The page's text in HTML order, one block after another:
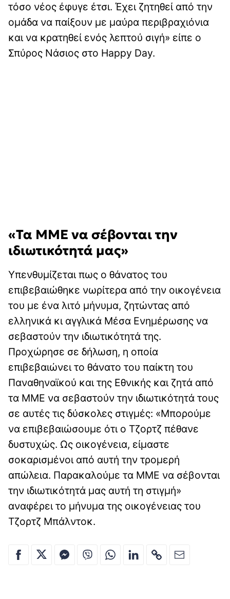
τόσο νέος έφυγε έτσι. Έχει ζητηθεί από την
ομάδα να παίξουν με μαύρα περιβραχιόνια
και να κρατηθεί ενός λεπτού σιγή» είπε ο
Σπύρος Νάσιος στο Happy Day.
«Τα ΜΜΕ να σέβονται την
ιδιωτικότητά μας»
Υπενθυμίζεται πως ο θάνατος του
επιβεβαιώθηκε νωρίτερα από την οικογένεια
του με ένα λιτό μήνυμα, ζητώντας από
ελληνικά κι αγγλικά Μέσα Ενημέρωσης να
σεβαστούν την ιδιωτικότητά της.
Προχώρησε σε δήλωση, η οποία
επιβεβαιώνει το θάνατο του παίκτη του
Παναθηναϊκού και της Εθνικής και ζητά από
τα ΜΜΕ να σεβαστούν την ιδιωτικότητά τους
σε αυτές τις δύσκολες στιγμές: «Μπορούμε
να επιβεβαιώσουμε ότι ο Τζορτζ πέθανε
δυστυχώς. Ως οικογένεια, είμαστε
σοκαρισμένοι από αυτή την τρομερή
απώλεια. Παρακαλούμε τα ΜΜΕ να σέβονται
την ιδιωτικότητά μας αυτή τη στιγμή»
αναφέρει το μήνυμα της οικογένειας του
Τζορτζ Μπάλντοκ.